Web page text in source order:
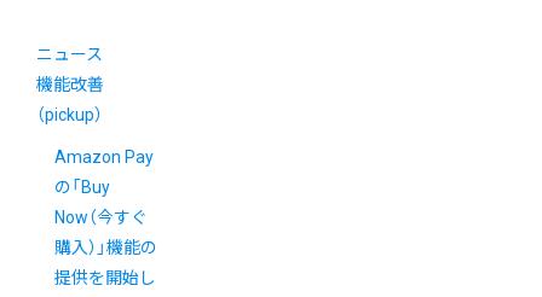
ニュース
機能改善
（pickup）
Amazon Pay
の「Buy
Now（今すぐ
購入）」機能の
提供を開始し